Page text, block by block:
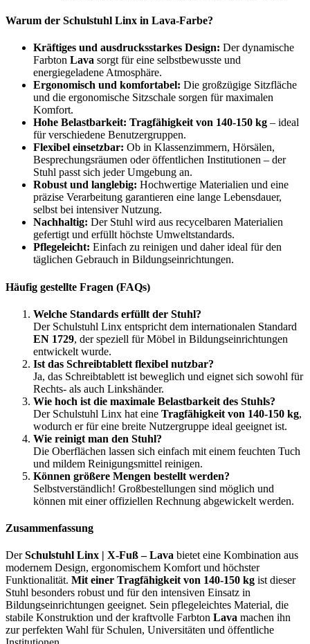
Warum der Schulstuhl Linx in Lava-Farbe?
Kräftiges und ausdrucksstarkes Design: Der dynamische
Farbton Lava sorgt für eine selbstbewusste und
energiegeladene Atmosphäre.
Ergonomisch und komfortabel: Die großzügige Sitzfläche
und die ergonomische Sitzschale sorgen für maximalen
Komfort.
Hohe Belastbarkeit: Tragfähigkeit von 140-150 kg – ideal
für verschiedene Benutzergruppen.
Flexibel einsetzbar: Ob in Klassenzimmern, Hörsälen,
Besprechungsräumen oder öffentlichen Institutionen – der
Stuhl passt sich jeder Umgebung an.
Robust und langlebig: Hochwertige Materialien und eine
präzise Verarbeitung garantieren eine lange Lebensdauer,
selbst bei intensiver Nutzung.
Nachhaltig: Der Stuhl wird aus recycelbaren Materialien
gefertigt und erfüllt höchste Umweltstandards.
Pflegeleicht: Einfach zu reinigen und daher ideal für den
täglichen Gebrauch in Bildungseinrichtungen.
Häufig gestellte Fragen (FAQs)
Welche Standards erfüllt der Stuhl?
Der Schulstuhl Linx entspricht dem internationalen Standard
EN 1729, der speziell für Möbel in Bildungseinrichtungen
entwickelt wurde.
Ist das Schreibtablett flexibel nutzbar?
Ja, das Schreibtablett ist beweglich und eignet sich sowohl für
Rechts- als auch Linkshänder.
Wie hoch ist die maximale Belastbarkeit des Stuhls?
Der Schulstuhl Linx hat eine Tragfähigkeit von 140-150 kg,
wodurch er für eine breite Nutzergruppe ideal geeignet ist.
Wie reinigt man den Stuhl?
Die Oberflächen lassen sich einfach mit einem feuchten Tuch
und mildem Reinigungsmittel reinigen.
Können größere Mengen bestellt werden?
Selbstverständlich! Großbestellungen sind möglich und
können mit einer offiziellen Rechnung abgewickelt werden.
Zusammenfassung
DerSchulstuhl Linx | X-Fuß – Lava bietet eine Kombination aus
modernem Design, ergonomischem Komfort und höchster
Funktionalität. Mit einer Tragfähigkeit von 140-150 kg ist dieser
Stuhl besonders robust und für den intensiven Einsatz in
Bildungseinrichtungen geeignet. Sein pflegeleichtes Material, die
stabile Konstruktion und der kraftvolle Farbton Lava machen ihn
zur perfekten Wahl für Schulen, Universitäten und öffentliche